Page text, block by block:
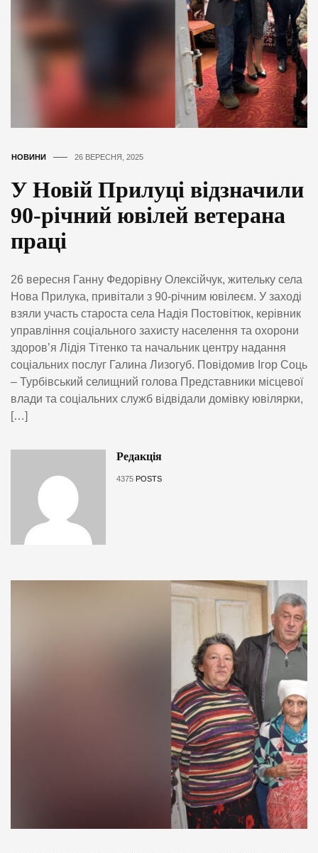
НОВИНИ 26 ВЕРЕСНЯ, 2025
У Новій Прилуці відзначили
90-річний ювілей ветерана
праці
26 вересня Ганну Федорівну Олексійчук, жительку села
Нова Прилука, привітали з 90-річним ювілеєм. У заході
взяли участь староста села Надія Постовітюк, керівник
управління соціального захисту населення та охорони
здоров’я Лідія Тітенко та начальник центру надання
соціальних послуг Галина Лизогуб. Повідомив Ігор Соць
– Турбівський селищний голова Представники місцевої
влади та соціальних служб відвідали домівку ювілярки,
[…]
Редакція
4375 POSTS